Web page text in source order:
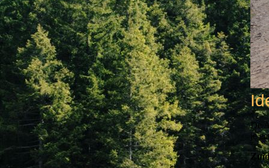
De
je